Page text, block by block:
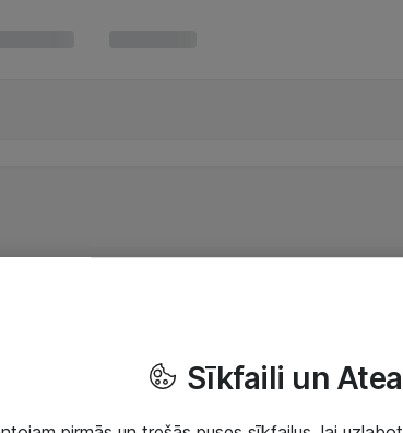
Sīkfaili un Atea